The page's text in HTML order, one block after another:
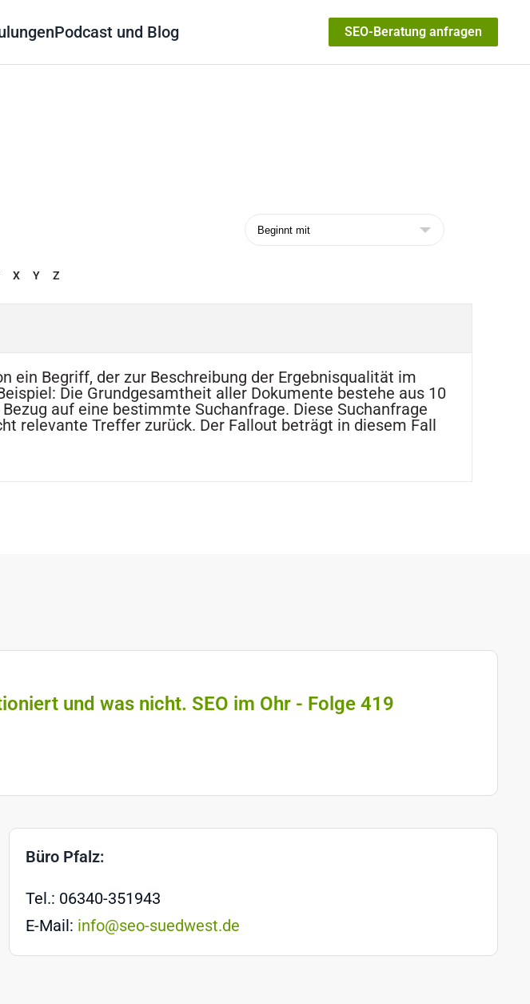
Podcast und Blog SEO-Beratung anfragen
X Y Z
ein Begriff, der zur Beschreibung der Ergebnisqualität im
Die Grundgesamtheit aller Dokumente bestehe aus 10
auf eine bestimmte Suchanfrage. Diese Suchanfrage
relevante Treffer zurück. Der Fallout beträgt in diesem Fall
und was nicht. SEO im Ohr - Folge 419
Büro Pfalz:
Tel.: 06340-351943
E-Mail: info@seo-suedwest.de